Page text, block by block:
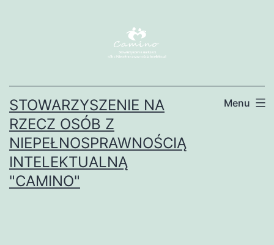
STOWARZYSZENIE NA
RZECZ OSÓB Z
NIEPEŁNOSPRAWNOŚCIĄ
INTELEKTUALNĄ
"CAMINO"
Menu